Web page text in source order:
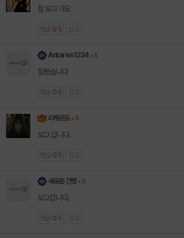
잘 보고 가요
댓글 0 개 신고
Antares1234 + 5
잘봤습니다
댓글 0 개 신고
리케르트 + 5
보고 갑니다.
댓글 0 개 신고
새로운 건빵 + 5
보고갑니다.
댓글 0 개 신고